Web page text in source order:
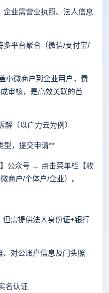
业需营业执照、法人信息
平台聚合（微信/支付宝/
微商户到企业用户，费
审核，是高效关联的首
（以广力云为例）
，提交申请**
公众号 → 点击菜单栏【收
商户/个体户/企业）。
需提供法人身份证+银行
对公账户信息及门头照
名认证